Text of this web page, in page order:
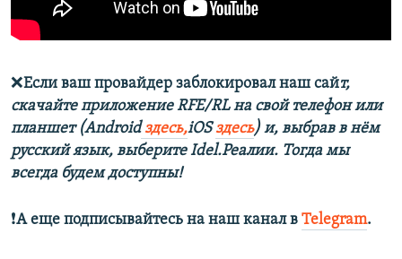
❌Если ваш провайдер заблокировал наш сайт,
скачайте приложение RFE/RL на свой телефон или
планшет (Androidздесь,iOSздесь) и, выбрав в нём
русский язык, выберите Idel.Реалии. Тогда мы
всегда будем доступны!
❗️А еще подписывайтесь на наш канал в Telegram.